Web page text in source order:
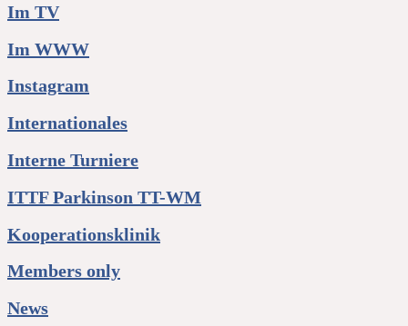
Im TV
Im WWW
Instagram
Internationales
Interne Turniere
ITTF Parkinson TT-WM
Kooperationsklinik
Members only
News